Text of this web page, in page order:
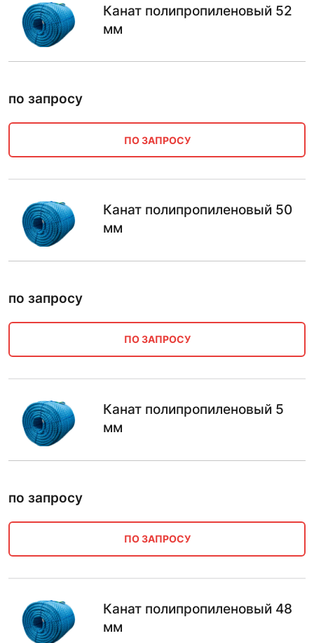
Канат полипропиленовый 52
мм
по запросу
ПО ЗАПРОСУ
Канат полипропиленовый 50
мм
по запросу
ПО ЗАПРОСУ
Канат полипропиленовый 5
мм
по запросу
ПО ЗАПРОСУ
Канат полипропиленовый 48
мм